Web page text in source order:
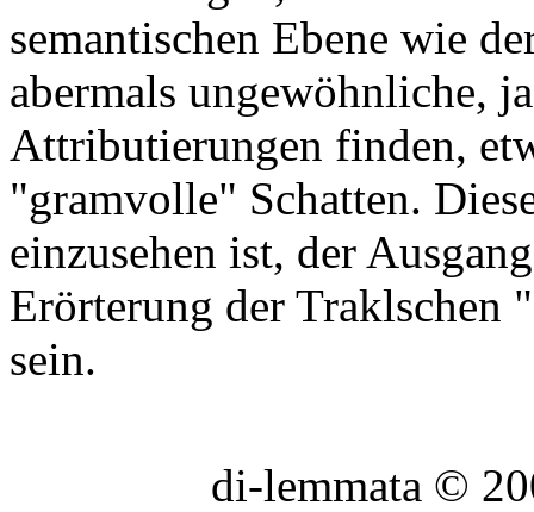
semantischen Ebene wie
abermals ungewöhnliche,
Attributierungen finden,
"gramvolle" Schatten.
einzusehen ist, der
Erörterung der Traklschen
sein.
di-lemmata ©